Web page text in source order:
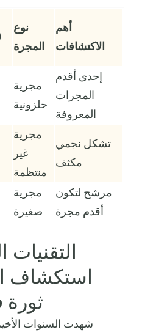
نوع
المجرة
أهم
الاكتشافات
مجرية
حلزونية
إحدى أقدم
المجرات
المعروفة
مجرية
غير
منتظمة
تشكل نجمي
مكثف
مجرية
صغيرة
مرشح لتكون
أقدم مجرة
استكشاف
ثورة
شهدت السنوات